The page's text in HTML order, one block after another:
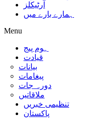
آرٹیکلز
ہمارے بارے میں
Menu
ہوم پیج
قیادت
بیانات
پیغامات
دورہ جات
ملاقاتیں
تنظیمی خبریں
پاکستان